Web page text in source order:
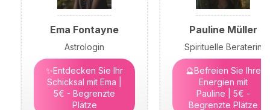
Ema Fontayne
Astrologin
✨Entdecken Sie Ihr
Schicksal mit Ema |
5€ - Begrenzte
Plätze
Pauline Müller
Spirituelle Beraterin
🔮Befreien Sie Ihre
Energien mit
Pauline | 5€ -
Begrenzte Plätze